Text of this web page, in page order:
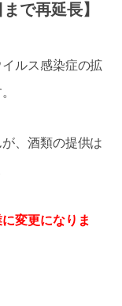
で再延長】
ルス感染症の拡
、酒類の提供は
変更になりま